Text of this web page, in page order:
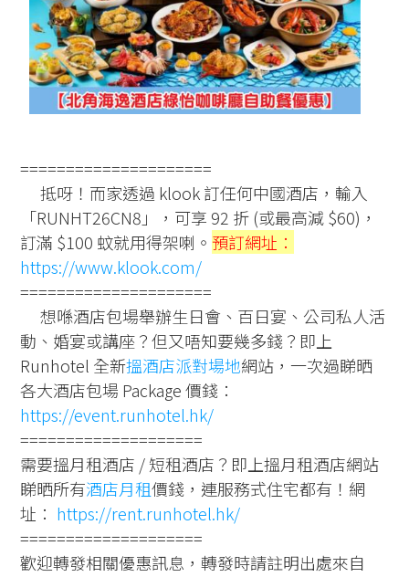
=====================
抵呀！而家透過 klook 訂任何中國酒店，輸入
「RUNHT26CN8」，可享 92 折 (或最高減 $60)，
訂滿 $100 蚊就用得架喇。 預訂網址：
https://www.klook.com/
=====================
想喺酒店包場舉辦生日會、百日宴、公司私人活
動、婚宴或講座？但又唔知要幾多錢？即上
Runhotel 全新搵酒店派對場地網站，一次過睇晒
各大酒店包場 Package 價錢：
https://event.runhotel.hk/
====================
需要搵月租酒店 / 短租酒店？即上搵月租酒店網站
睇晒所有酒店月租價錢，連服務式住宅都有！網
址： https://rent.runhotel.hk/
====================
歡迎轉發相關優惠訊息，轉發時請註明出處來自